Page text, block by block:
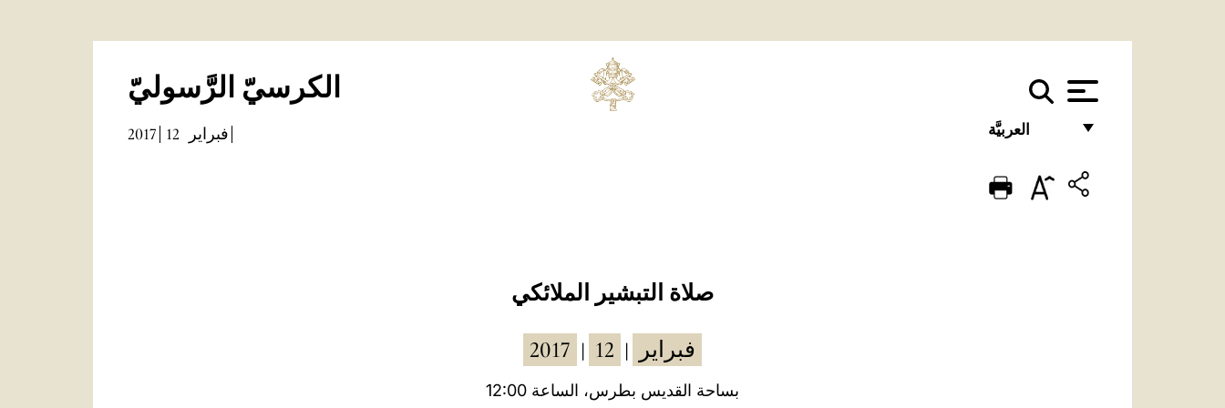
الكرسيّ الرَّسوليّ
العربيَّة
ENGLISH
2017 فبراير 12
صلاة التبشير الملائكي
2017 فبراير 12
بساحة القديس بطرس، الساعة 12:00